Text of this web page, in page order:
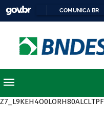
COMUNICA BR